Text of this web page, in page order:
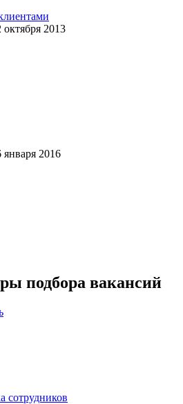
октября 2013
января 2016
подбора вакансий
сотрудников